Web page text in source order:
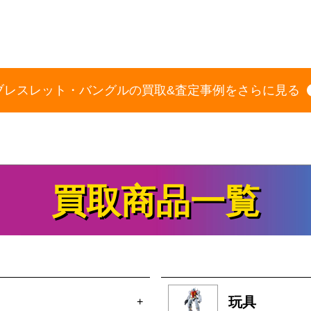
レスレット・バングルの買取&査定事例をさらに見る
買取商品一覧
+ 玩具